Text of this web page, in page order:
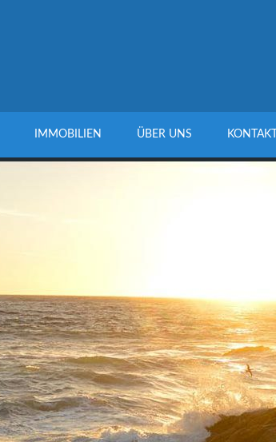
IMMOBILIEN ÜBER UNS KONTAKT